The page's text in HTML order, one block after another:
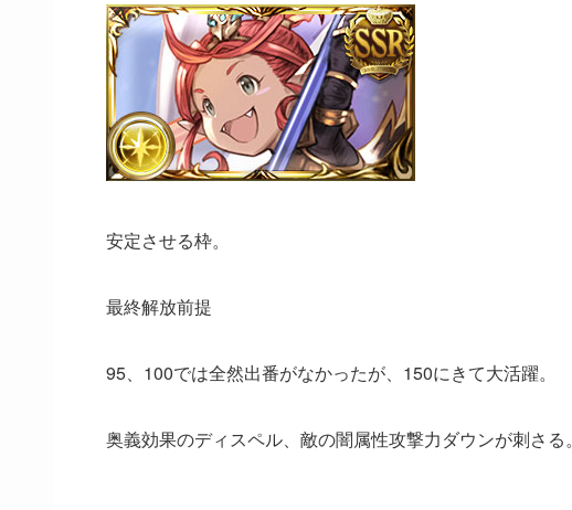
安定させる枠。
最終解放前提
95、100では全然出番がなかったが、150にきて大活躍。
奥義効果のディスペル、敵の闇属性攻撃力ダウンが刺さる。